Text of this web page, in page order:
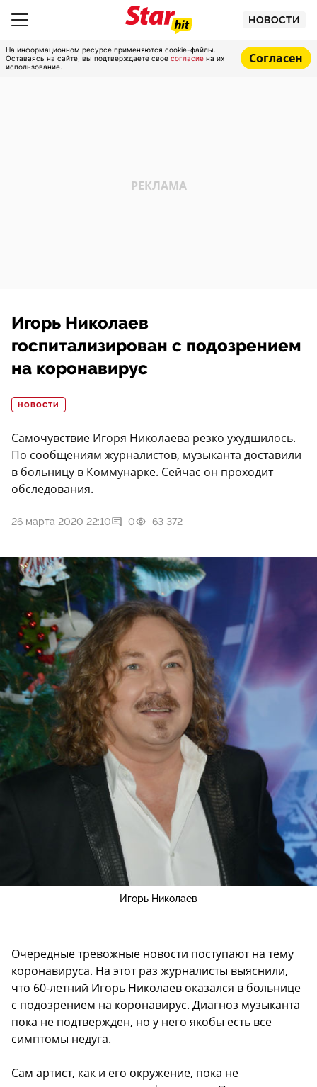
НОВОСТИ
На информационном ресурсе применяются cookie-файлы.
Оставаясь на сайте, вы подтверждаете свое согласие на их
использование.
Согласен
Игорь Николаев
госпитализирован с подозрением
на коронавирус
НОВОСТИ
Самочувствие Игоря Николаева резко ухудшилось.
По сообщениям журналистов, музыканта доставили
в больницу в Коммунарке. Сейчас он проходит
обследования.
26 марта 2020 22:10 0 63 372
Игорь Николаев
Очередные тревожные новости поступают на тему
коронавируса. На этот раз журналисты выяснили,
что 60-летний Игорь Николаев оказался в больнице
с подозрением на коронавирус. Диагноз музыканта
пока не подтвержден, но у него якобы есть все
симптомы недуга.
Сам артист, как и его окружение, пока не